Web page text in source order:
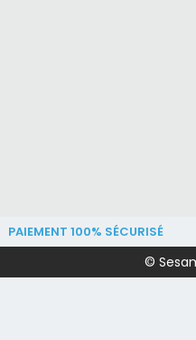
PAIEMENT 100% SÉCURISÉ
©